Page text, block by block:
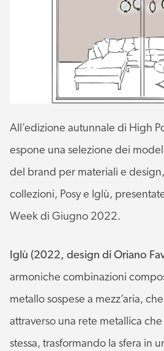
All’edizione autunnale di High
espone una selezione dei
del brand per materiali e
collezioni, Posy e Iglù,
Week di Giugno 2022.
Iglù (2022, design di Oriano
armoniche combinazioni
metallo sospese a mezz’aria,
attraverso una rete metallica
stessa, trasformando la sfera in